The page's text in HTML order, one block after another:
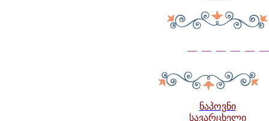
— — — — —
ნაპოვნი
სავარცხელი